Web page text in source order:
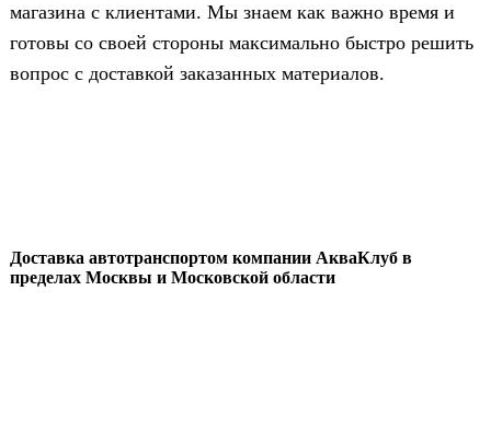
магазина с клиентами. Мы знаем как важно время и
готовы со своей стороны максимально быстро решить
вопрос с доставкой заказанных материалов.
Доставка автотранспортом компании АкваКлуб в
пределах Москвы и Московской области